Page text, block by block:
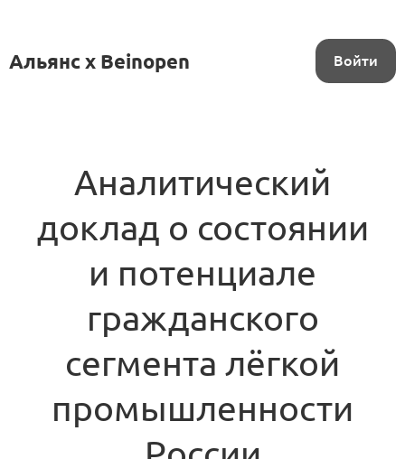
Альянс x Beinopen Войти
Аналитический
доклад о состоянии
и потенциале
гражданского
сегмента лёгкой
промышленности